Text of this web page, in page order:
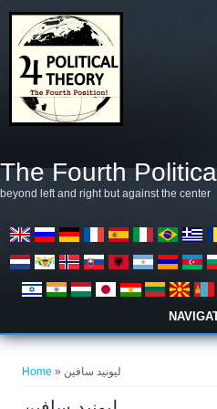
The Fourth
beyond left and right but against the center
Home » ليونيد سافين